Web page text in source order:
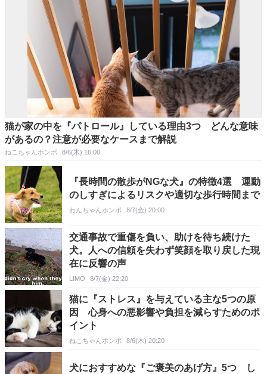
猫が家の中を『パトロール』している理由3つ どんな意味
があるの？注意が必要なケースまで解説
ねこちゃんホンポ 8/6(木) 16:00
『長時間の散歩がNGな犬』の特徴4選 運動
のしすぎによるリスクや適切な歩行時間まで
わんちゃんホンポ 8/7(金) 20:00
交通事故で重傷を負い、助けを待ち続けた
犬。人への信頼を失わず笑顔を取り戻した現
在に反響の声
LIMO 8/7(金) 22:20
猫に『ストレス』を与えている主な5つの原
因 心身への悪影響や負担を減らすためのポ
イント
ねこちゃんホンポ 8/6(木) 20:20
犬におすすめな『ご褒美のあげ方』5つ し